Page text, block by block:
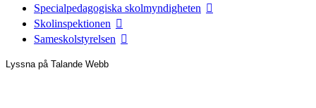
Specialpedagogiska skolmyndigheten
Skolinspektionen
Sameskolstyrelsen
Lyssna på Talande Webb